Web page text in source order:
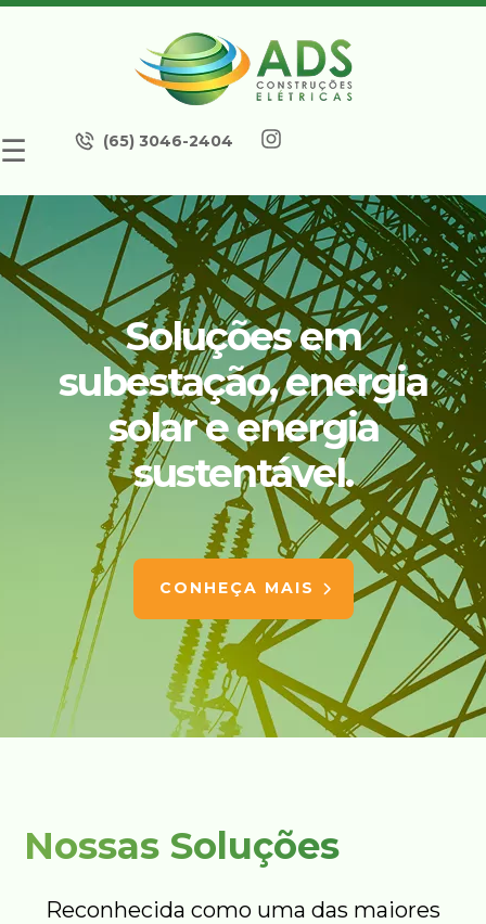
☰ (65) 3046-2404
Soluções em
subestação, energia
solar e energia
sustentável.
CONHEÇA MAIS
Nossas Soluções
Reconhecida como uma das maiores